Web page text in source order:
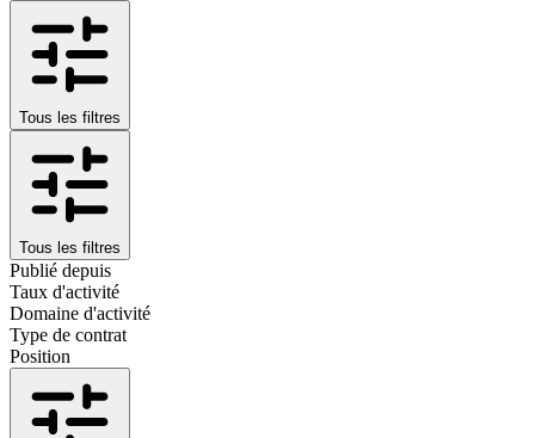
Tous les filtres
Tous les filtres
Publié depuis
Taux d'activité
Domaine d'activité
Type de contrat
Position